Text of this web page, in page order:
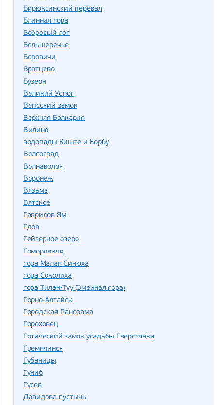
Бирюксинский перевал
Блинная гора
Бобровый лог
Большеречье
Боровичи
Братцево
Бузеон
Великий Устюг
Вепсский замок
Верхняя Балкария
Вилино
водопады Киште и Корбу
Волгоград
Волнаволок
Воронеж
Вязьма
Вятское
Гаврилов Ям
Гдов
Гейзерное озеро
Гоморовичи
гора Малая Синюха
гора Соколиха
гора Тилан-Туу (Змеиная гора)
Горно-Алтайск
Городская Панорама
Гороховец
Готический замок усадьбы Гверстянка
Гремячинск
Губаницы
Гуниб
Гусев
Давидова пустынь